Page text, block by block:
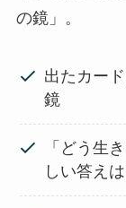
の鏡」。
出たカー
鏡
「どう生
しい答え